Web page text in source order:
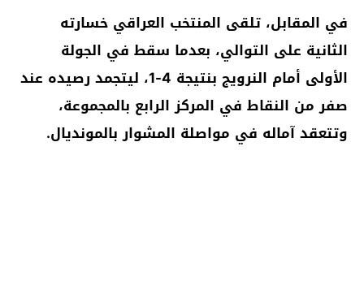
في المقابل، تلقى المنتخب العراقي خسارته
الثانية على التوالي، بعدما سقط في الجولة
الأولى أمام النرويج بنتيجة 4-1، ليتجمد رصيده عند
صفر من النقاط في المركز الرابع بالمجموعة،
وتتعقد آماله في مواصلة المشوار بالمونديال.